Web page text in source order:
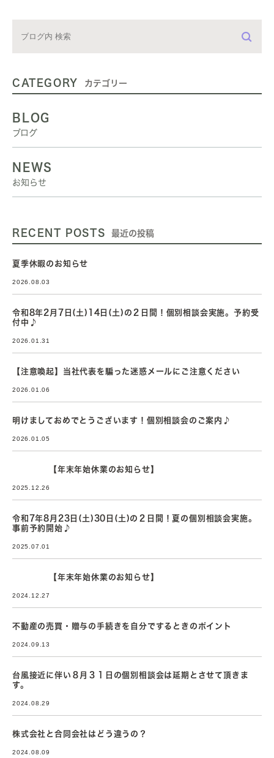
CATEGORY カテゴリー
BLOG
ブログ
NEWS
お知らせ
RECENT POSTS 最近の投稿
夏季休暇のお知らせ
2026.08.03
令和8年2月7日(土)14日(土)の２日間！個別相談会実施。予約受
付中♪
2026.01.31
【注意喚起】当社代表を騙った迷惑メールにご注意ください
2026.01.06
明けましておめでとうございます！個別相談会のご案内♪
2026.01.05
【年末年始休業のお知らせ】
2025.12.26
令和7年8月23日(土)30日(土)の２日間！夏の個別相談会実施。
事前予約開始♪
2025.07.01
【年末年始休業のお知らせ】
2024.12.27
不動産の売買・贈与の手続きを自分でするときのポイント
2024.09.13
台風接近に伴い８月３１日の個別相談会は延期とさせて頂きま
す。
2024.08.29
株式会社と合同会社はどう違うの？
2024.08.09